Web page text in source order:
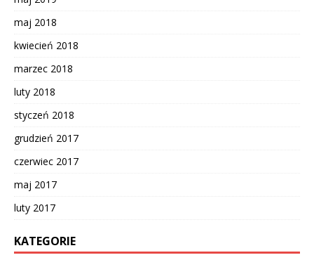
maj 2018
kwiecień 2018
marzec 2018
luty 2018
styczeń 2018
grudzień 2017
czerwiec 2017
maj 2017
luty 2017
KATEGORIE